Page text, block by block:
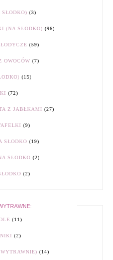
SŁODKO) (3)
(NA SŁODKO) (96)
(59)
OWOCÓW (7)
(15)
(72)
Z JABŁKAMI (27)
(9)
SŁODKO (19)
SŁODKO (2)
(2)
(11)
(2)
(14)